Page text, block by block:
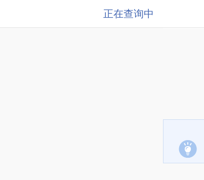
正在查询中